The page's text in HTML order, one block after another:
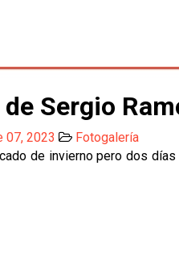
Sergio
07, 2023
Fotogalería
de invierno pero dos